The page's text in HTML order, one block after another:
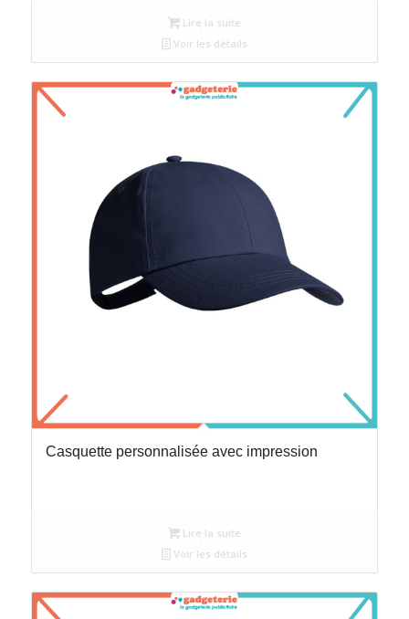
Lire la suite
Voir les détails
Casquette personnalisée avec impression
Lire la suite
Voir les détails